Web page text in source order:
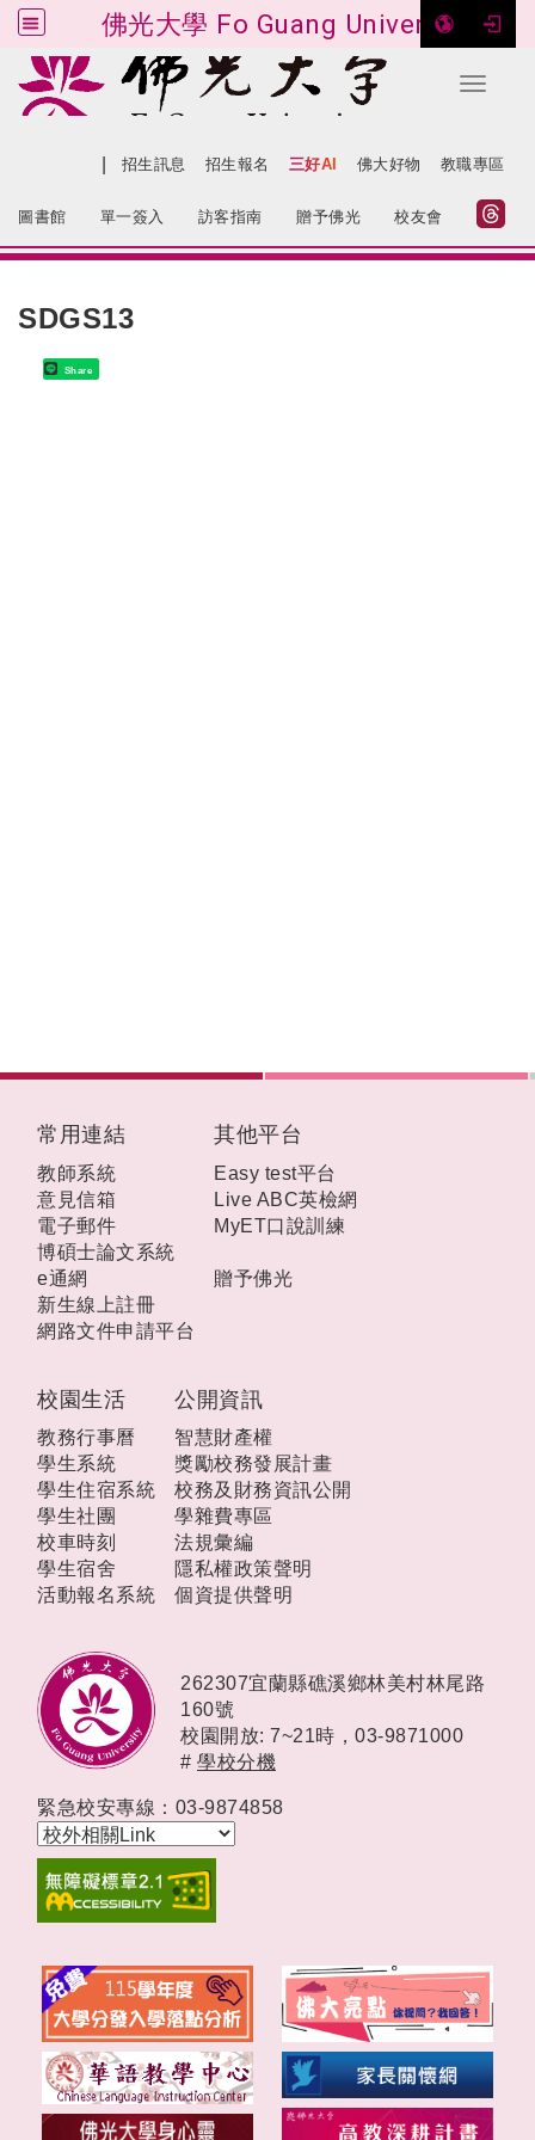
佛光大學 Fo Guang University
Toggle
跳到主要內容
招生訊息 招生報名 三好AI 佛大好物 教職專區
圖書館 單一簽入 訪客指南 贈予佛光 校友會
SDGS13
Share
校園生活
教務行事曆
學生系統
學生住宿系統
學生社團
校車時刻
學生宿舍
活動報名系統
公開資訊
智慧財產權
獎勵校務發展計畫
校務及財務資訊公開
學雜費專區
法規彙編
隱私權政策聲明
個資提供聲明
常用連結
教師系統
意見信箱
電子郵件
博碩士論文系統
e通網
新生線上註冊
網路文件申請平台
其他平台
Easy test平台
Live ABC英檢網
MyET口說訓練
贈予佛光
262307宜蘭縣礁溪鄉林美村林尾路
160號
校園開放: 7~21時， 03-9871000
# 學校分機
緊急校安專線：03-9874858